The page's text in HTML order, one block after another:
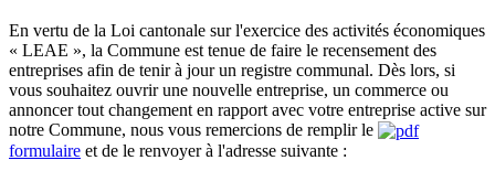
En vertu de la Loi cantonale sur l'exercice des activités économiques
« LEAE », la Commune est tenue de faire le recensement des
entreprises afin de tenir à jour un registre communal. Dès lors, si
vous souhaitez ouvrir une nouvelle entreprise, un commerce ou
annoncer tout changement en rapport avec votre entreprise active sur
notre Commune, nous vous remercions de remplir le
formulaire et de le renvoyer à l'adresse suivante :